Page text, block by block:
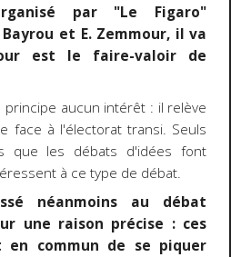
par "Le Figaro"
et E. Zemmour, il va
est le faire-valoir de
aucun intérêt : il relève
face à l'électorat transi. Seuls
que les débats d'idées font
à ce type de débat.
néanmoins au débat
une raison précise : ces
en commun de se piquer